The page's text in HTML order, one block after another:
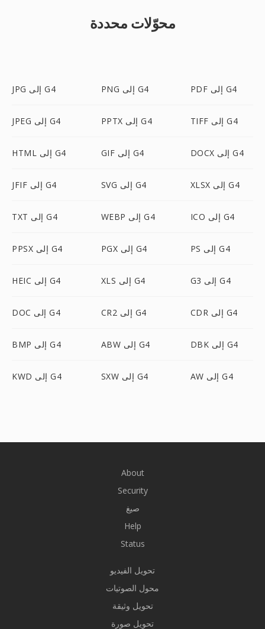
محوّلات محددة
JPG إلى G4 PNG إلى G4 PDF إلى G4
JPEG إلى G4 PPTX إلى G4 TIFF إلى G4
HTML إلى G4 GIF إلى G4 DOCX إلى G4
JFIF إلى G4 SVG إلى G4 XLSX إلى G4
TXT إلى G4 WEBP إلى G4 ICO إلى G4
PPSX إلى G4 PGX إلى G4 PS إلى G4
HEIC إلى G4 XLS إلى G4 G3 إلى G4
DOC إلى G4 CR2 إلى G4 CDR إلى G4
BMP إلى G4 ABW إلى G4 DBK إلى G4
KWD إلى G4 SXW إلى G4 AW إلى G4
About
Security
صيغ
Help
Status
تحويل الفيديو
محول الصوتيات
تحويل وثيقة
تحويل صورة